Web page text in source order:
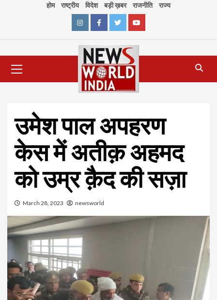
होम राष्ट्रीय विदेश बड़ी ख़बर राजनीति राज्य
InstagramFacebookTwitterYoutube
Menu
उमेश पाल अपहरण
केस में अतीक़ अहमद
को उम्र क़ैद की सज़ा
March 28, 2023 newsworld